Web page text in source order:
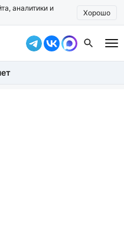
аналитики и
Хорошо